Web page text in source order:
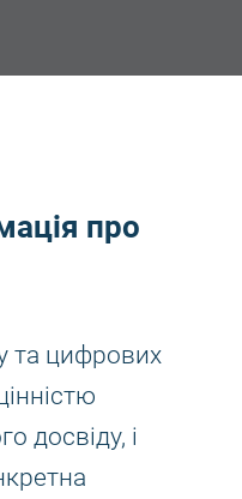
про
та цифрових
досвіду, і